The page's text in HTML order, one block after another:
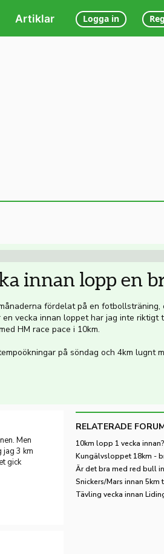
Artiklar Logga in
innan lopp en
fördelat på en fotbollsträning,
vecka innan loppet har jag inte riktigt
HM race pace i 10km.
på söndag och 4km lugnt
Men
jag 3 km
gick
RELATERADE
10km lopp 1 vecka innan?
Är det bra med red bull
Tävling vecka innan